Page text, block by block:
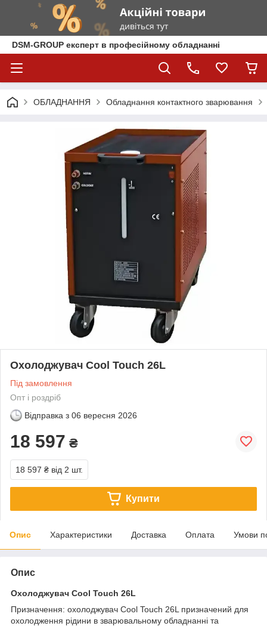
DSM-GROUP експерт в професійному обладнанні
ОБЛАДНАННЯ Обладнання контактного зварювання
Охолоджувач Cool Touch 26L
Під замовлення
Опт і роздріб
Відправка з 06 вересня 2026
18 597 ₴
18 597 ₴ від 2 шт.
Купити
Опис Характеристики Доставка Оплата Умови
Опис
Охолоджувач Cool Touch 26L
Призначення: охолоджувач Cool Touch 26L призначений для
охолодження рідини в зварювальному обладнанні та